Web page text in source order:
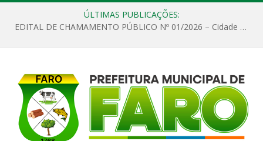
ÚLTIMAS PUBLICAÇÕES:
EDITAL DE CHAMAMENTO PÚBLICO Nº 01/2026 – Cidade de Faro